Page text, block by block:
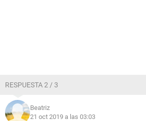
RESPUESTA 2 / 3
Beatriz
21 oct 2019 a las 03:03